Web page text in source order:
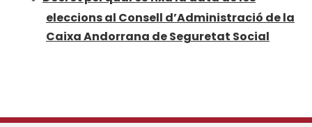
eleccions al Consell d’Administració de la
Caixa Andorrana de Seguretat Social